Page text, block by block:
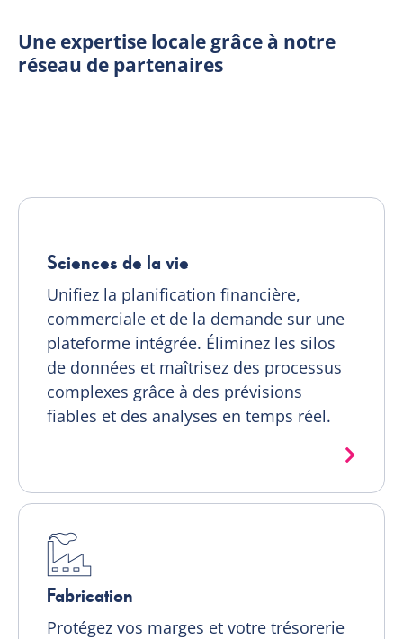
FR
Une expertise locale grâce à notre
réseau de partenaires
Sciences de la vie
Unifiez la planification financière,
commerciale et de la demande sur une
plateforme intégrée. Éliminez les silos
de données et maîtrisez des processus
complexes grâce à des prévisions
fiables et des analyses en temps réel.
Fabrication
Protégez vos marges et votre trésorerie